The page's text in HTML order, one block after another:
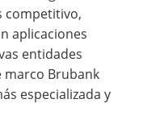
competitivo,
aplicaciones
entidades
marco Brubank
especializada y